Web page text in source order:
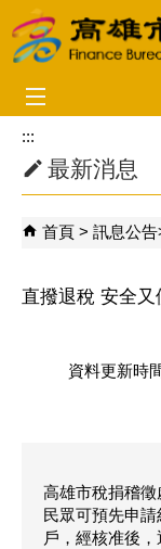
跳到主要內容區塊
:::
最新消息
首頁 訊息公告
直撥退稅 安全又
資料更新時
高雄市稅捐稽徵
民眾可預先申
戶，經核准後